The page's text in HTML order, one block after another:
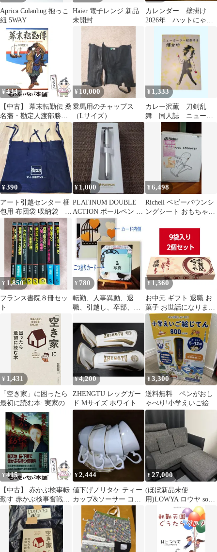
Aprica Colanhug 抱っこ
紐 5WAY
Haier 電子レンジ 新品
未開封
カレンダー 壁掛け
2026年 ハットにゃん
し 新生活
¥434
【中古】 幕末転勤伝 桑
名藩・勘定人渡部勝之
助の日記 / 本間 寛治 /
エフエー出版
¥ 10,000
乗馬用のチャップス
（Lサイズ）
¥ 1,333
カレー沢薫 刀剣乱
舞 同人誌 ニューヨ
ークへ転勤する燭台切
¥390
アート引越センター 梱
包用 布団袋 収納袋 サ
イズ大きめ 不織布
ネイビー
¥1,000
PLATINUM DOUBLE
ACTION ボールペン 本
体シルバー
¥6,498
Richell ベビーバウンシ
ングシート おもちゃ付
¥ 1,850
フランス書院８冊セッ
ト
¥ 780
転勤、人事異動、退
職、引越し、卒部、卒
トボード(726k)
¥ 1,360
お中元 ギフト 退職 お
菓子 お世話になりまし
た 9袋入り 2個セット
個包装 大人気 プチギフ
ト 粗品 贈り物 詰め合
わせ 感謝 引越し 卒業
転職 異動 転勤
¥ 1,431
「空き家」に困ったら
最初に読む本: 実家の相
続。急な転勤。長期入
院……
¥4,200
ZHENGTU レッグガー
ド Mサイズ ホワイト
ゴールド
¥3,300
送料無料 ペンがおし
ゃべり!小学えいご絵じ
てん800
¥ 415
【中古】 赤かぶ検事転
勤す 赤かぶ検事奮戦記
（講談社文庫） / 和久
峻三 / 講談社
¥2,444
値下げノリタケ ティー
カップ&ソーサー コン
テンポラリー
¥27,000
(ほぼ新品未使
用)LOWYA ロウヤ sofa
2人掛け ダークグレー